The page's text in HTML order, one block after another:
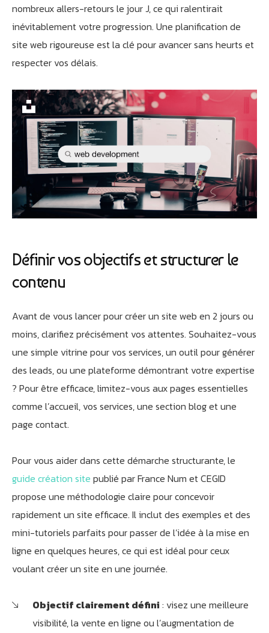
nombreux allers-retours le jour J, ce qui ralentirait
inévitablement votre progression. Une planification de
site web rigoureuse est la clé pour avancer sans heurts et
respecter vos délais.
Définir vos objectifs et structurer le
contenu
Avant de vous lancer pour créer un site web en 2 jours ou
moins, clarifiez précisément vos attentes. Souhaitez-vous
une simple vitrine pour vos services, un outil pour générer
des leads, ou une plateforme démontrant votre expertise
? Pour être efficace, limitez-vous aux pages essentielles
comme l’accueil, vos services, une section blog et une
page contact.
Pour vous aider dans cette démarche structurante, le
guide création site publié par France Num et CEGID
propose une méthodologie claire pour concevoir
rapidement un site efficace. Il inclut des exemples et des
mini-tutoriels parfaits pour passer de l’idée à la mise en
ligne en quelques heures, ce qui est idéal pour ceux
voulant créer un site en une journée.
Objectif clairement défini : visez une meilleure
visibilité, la vente en ligne ou l’augmentation de